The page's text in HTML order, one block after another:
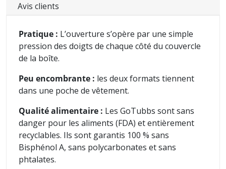
Avis clients
Pratique : L’ouverture s’opère par une simple
pression des doigts de chaque côté du couvercle
de la boîte.
Peu encombrante : les deux formats tiennent
dans une poche de vêtement.
Qualité alimentaire : Les GoTubbs sont sans
danger pour les aliments (FDA) et entièrement
recyclables. Ils sont garantis 100 % sans
Bisphénol A, sans polycarbonates et sans
phtalates.